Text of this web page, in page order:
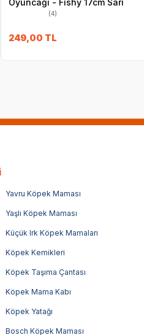
(4)
249,00 TL
Yavru Köpek Maması
Yaşlı Köpek Maması
Küçük Irk Köpek Mamaları
Köpek Kemikleri
Köpek Taşıma Çantası
Köpek Mama Kabı
Köpek Yatağı
Bosch Köpek Maması